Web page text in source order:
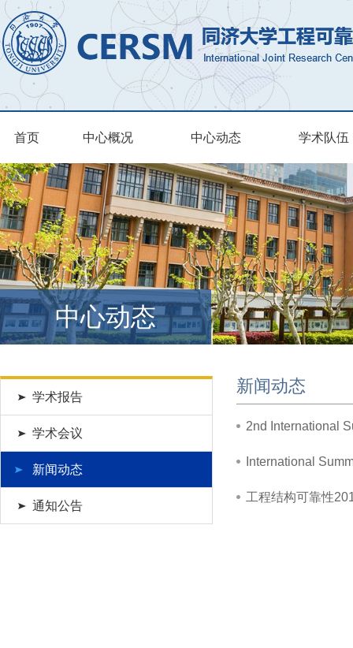
首页 中心概况 中心动态 学术队伍
中心动态
学术报告
学术会议
新闻动态
通知公告
新闻动态
2nd International
International
工程结构可靠性